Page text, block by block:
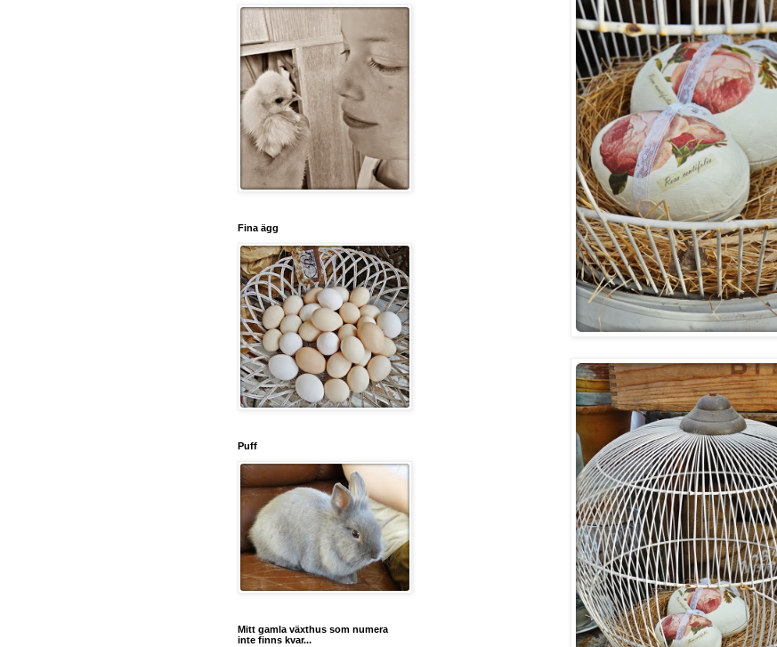
Fina ägg
Puff
Mitt gamla växthus som numera
inte finns kvar...